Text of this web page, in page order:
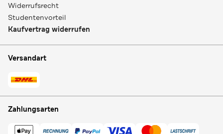
Widerrufsrecht
Studentenvorteil
Kaufvertrag widerrufen
Versandart
Zahlungsarten